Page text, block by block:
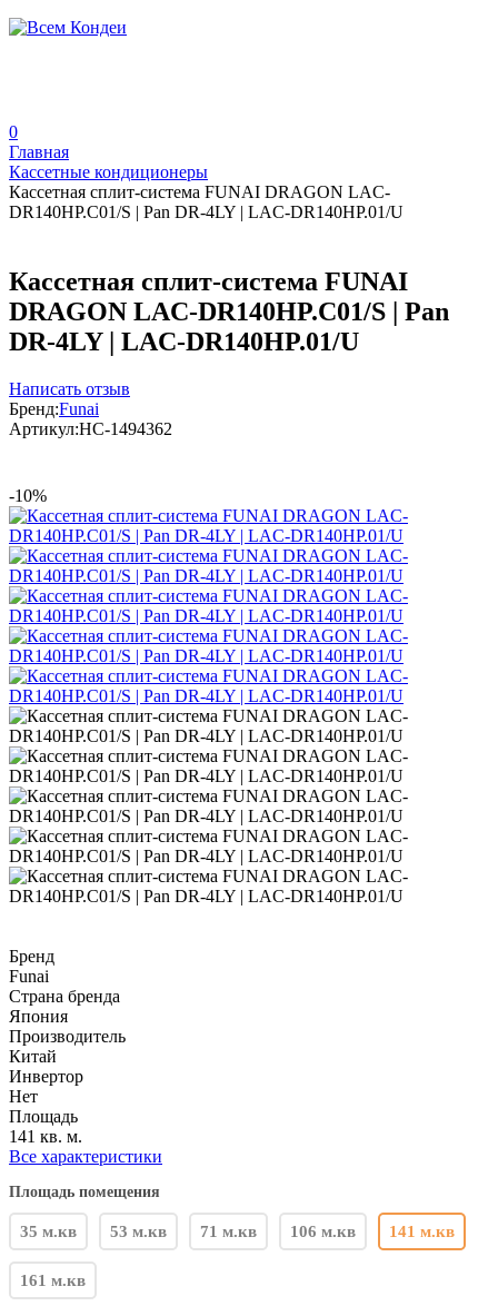
0
Главная
Кассетные кондиционеры
Кассетная сплит-система FUNAI DRAGON LAC-
DR140HP.C01/S | Pan DR-4LY | LAC-DR140HP.01/U
Кассетная сплит-система FUNAI
DRAGON LAC-DR140HP.C01/S | Pan
DR-4LY | LAC-DR140HP.01/U
Написать отзыв
Бренд:Funai
Артикул:НС-1494362
-10%
Бренд
Funai
Страна бренда
Япония
Производитель
Китай
Инвертор
Нет
Площадь
141 кв. м.
Все характеристики
Площадь помещения
35 м.кв 53 м.кв 71 м.кв 106 м.кв 141 м.кв
161 м.кв